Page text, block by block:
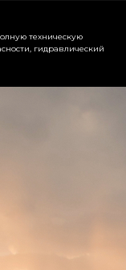
техническую
гидравлический